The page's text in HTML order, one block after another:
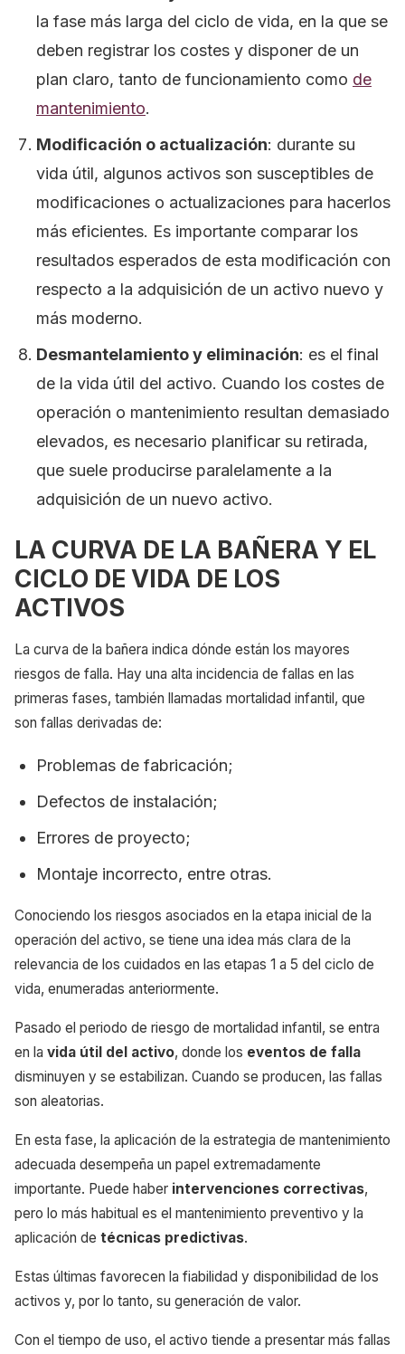
la fase más larga del ciclo de vida, en la que se
deben registrar los costes y disponer de un
plan claro, tanto de funcionamiento como de
mantenimiento.
Modificación o actualización: durante su
vida útil, algunos activos son susceptibles de
modificaciones o actualizaciones para hacerlos
más eficientes. Es importante comparar los
resultados esperados de esta modificación con
respecto a la adquisición de un activo nuevo y
más moderno.
Desmantelamiento y eliminación: es el final
de la vida útil del activo. Cuando los costes de
operación o mantenimiento resultan demasiado
elevados, es necesario planificar su retirada,
que suele producirse paralelamente a la
adquisición de un nuevo activo.
LA CURVA DE LA BAÑERA Y EL
CICLO DE VIDA DE LOS
ACTIVOS
La curva de la bañera indica dónde están los mayores
riesgos de falla. Hay una alta incidencia de fallas en las
primeras fases, también llamadas mortalidad infantil, que
son fallas derivadas de:
Problemas de fabricación;
Defectos de instalación;
Errores de proyecto;
Montaje incorrecto, entre otras.
Conociendo los riesgos asociados en la etapa inicial de la
operación del activo, se tiene una idea más clara de la
relevancia de los cuidados en las etapas 1 a 5 del ciclo de
vida, enumeradas anteriormente.
Pasado el periodo de riesgo de mortalidad infantil, se entra
en la vida útil del activo, donde los eventos de falla
disminuyen y se estabilizan. Cuando se producen, las fallas
son aleatorias.
En esta fase, la aplicación de la estrategia de mantenimiento
adecuada desempeña un papel extremadamente
importante. Puede haber intervenciones correctivas,
pero lo más habitual es el mantenimiento preventivo y la
aplicación de técnicas predictivas.
Estas últimas favorecen la fiabilidad y disponibilidad de los
activos y, por lo tanto, su generación de valor.
Con el tiempo de uso, el activo tiende a presentar más fallas